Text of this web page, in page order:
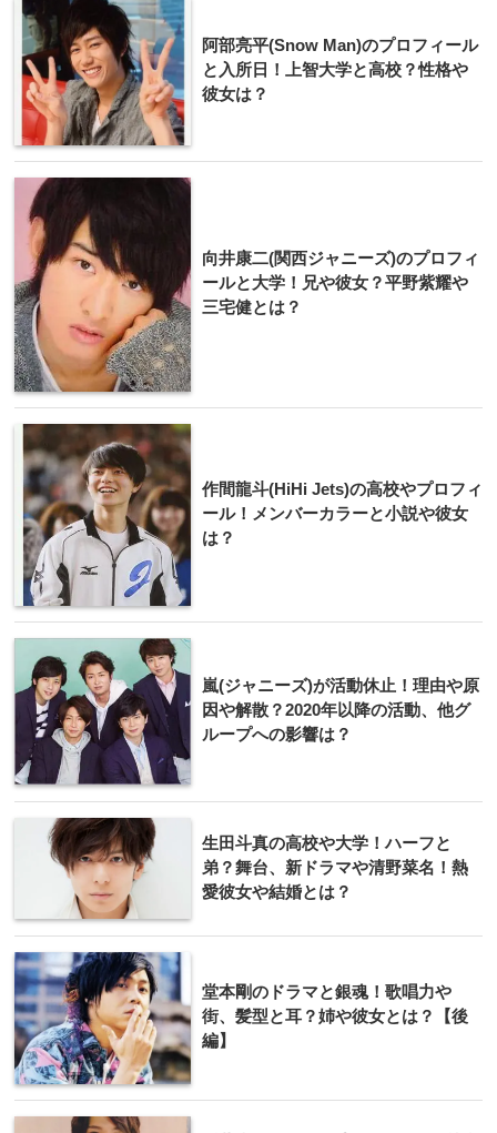
阿部亮平(Snow Man)のプロフィール
と入所日！上智大学と高校？性格や
彼女は？
向井康二(関西ジャニーズ)のプロフィ
ールと大学！兄や彼女？平野紫耀や
三宅健とは？
作間龍斗(HiHi Jets)の高校やプロフィ
ール！メンバーカラーと小説や彼女
は？
嵐(ジャニーズ)が活動休止！理由や原
因や解散？2020年以降の活動、他グ
ループへの影響は？
生田斗真の高校や大学！ハーフと
弟？舞台、新ドラマや清野菜名！熱
愛彼女や結婚とは？
堂本剛のドラマと銀魂！歌唱力や
街、髪型と耳？姉や彼女とは？【後
編】